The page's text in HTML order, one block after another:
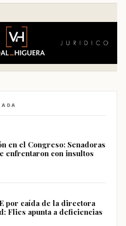
en el Congreso: Senadoras
enfrentaron con insultos
por caída de la directora
Flies apunta a deficiencias